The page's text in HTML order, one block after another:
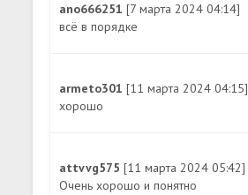
ano666251[7 марта 2024 04:14]
всё в порядке
armeto301[11 марта 2024 04:15]
хорошо
attvvg575[11 марта 2024 05:42]
Очень хорошо и понятно